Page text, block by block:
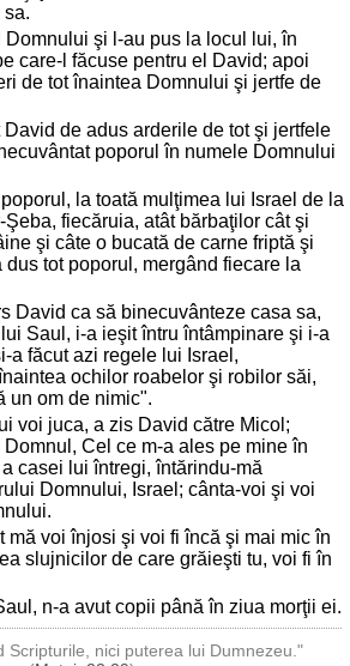
Domnului şi l-au pus la locul lui, în
care-l făcuse pentru el David; apoi
de tot înaintea Domnului şi jertfe de
David de adus arderile de tot şi jertfele
poporul în numele Domnului
la toată mulţimea lui Israel de la
fiecăruia, atât bărbaţilor cât şi
şi câte o bucată de carne friptă şi
dus tot poporul, mergând fiecare la
David ca să binecuvânteze casa sa,
Saul, i-a ieşit întru întâmpinare şi i-a
a făcut azi regele lui Israel,
ochilor roabelor şi robilor săi,
un om de nimic".
voi juca, a zis David către Micol;
Cel ce m-a ales pe mine în
casei lui întregi, întărindu-mă
Domnului, Israel; cânta-voi şi voi
mă voi înjosi şi voi fi încă şi mai mic în
slujnicilor de care grăieşti tu, voi fi în
n-a avut copii până în ziua morţii ei.
Scripturile, nici puterea lui Dumnezeu."